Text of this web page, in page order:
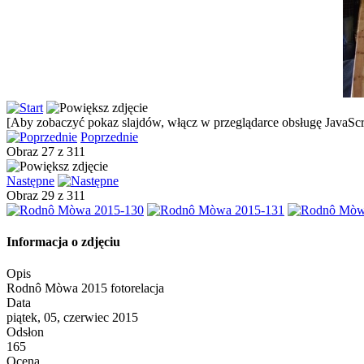
[Aby zobaczyć pokaz slajdów, włącz w przeglądarce obsługę
Poprzednie
Obraz 27 z 311
Następne
Obraz 29 z 311
Informacja o zdjęciu
Opis
Rodnô Mòwa 2015 fotorelacja
Data
piątek, 05, czerwiec 2015
Odsłon
165